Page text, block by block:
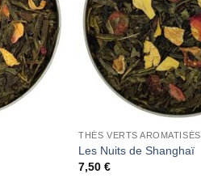
THÉS VERTS AROMATISÉS
Les Nuits de Shanghaï
7,50€